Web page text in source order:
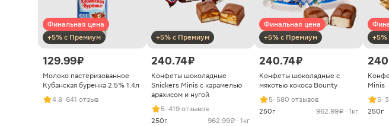
Финальная цена
+5% с Премиум
129.99 ₽
Молоко пастеризованное
Кубанская буренка 2.5% 1.4л
4.8· 641 отзыв
+5% с Премиум
240.74 ₽
Конфеты шоколадные
Snickers Minis с карамелью
арахисом и нугой
5· 419 отзывов
250г
962.99 ₽ · 1кг
Финальная цена
+5% с Премиум
240.74 ₽
Конфеты шоколадные с
мякотью кокоса Bounty
5· 580 отзывов
250г
962.99 ₽ · 1кг
Minis
5·
250г